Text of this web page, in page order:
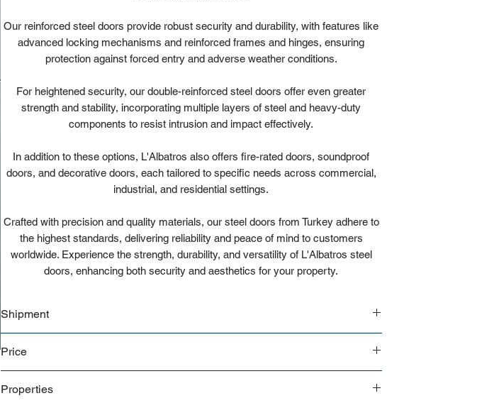
Our reinforced steel doors provide robust security and durability, with features like
advanced locking mechanisms and reinforced frames and hinges, ensuring
protection against forced entry and adverse weather conditions.
For heightened security, our double-reinforced steel doors offer even greater
strength and stability, incorporating multiple layers of steel and heavy-duty
components to resist intrusion and impact effectively.
In addition to these options, L'Albatros also offers fire-rated doors, soundproof
doors, and decorative doors, each tailored to specific needs across commercial,
industrial, and residential settings.
Crafted with precision and quality materials, our steel doors from Turkey adhere to
the highest standards, delivering reliability and peace of mind to customers
worldwide. Experience the strength, durability, and versatility of L'Albatros steel
doors, enhancing both security and aesthetics for your property.
Shipment
Pallet shipment
Worldwide shipment
Price
Properties